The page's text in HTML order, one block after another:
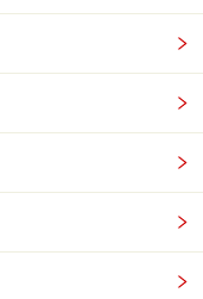
トも際立っていて
とチョコレートの香